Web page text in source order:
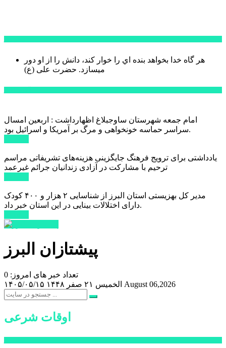
هر گاه خدا بخواهد بنده اي را خوار كند، دانش را از او دور
میسازد. حضرت علی (ع)
امام جمعه شهرستان ساوجبلاغ اظهارداشت : اربعین امسال
سراسر حماسه خونخواهی و مرگ بر آمریکا و اسرائیل بود.
یادداشتی برای ترویج فرهنگ جایگزینی هزینه‌های تشریفاتی مراسم
ترحیم با مشارکت در آزادی زندانیان جرائم غیرعمد
مدیر کل بهزیستی استان البرز از شناسایی ۲ هزار و ۴۰۰ کودک
دارای اختلالات بینایی در این استان خبر داد.
پیشتازان البرز
تعداد خبر های امروز: 0
۱۴۰۵/۰۵/۱۵
الخميس ۲۱ صفر ۱۴۴۸ August 06,2026
اوقات شرعی